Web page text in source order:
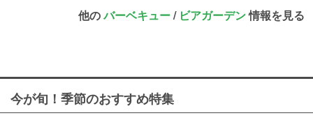
他のバーベキュー/ ビアガーデン情報を見る
今が旬！季節のおすすめ特集